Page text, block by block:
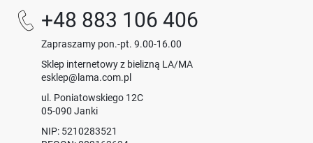
+48 883 106 406
Zapraszamy pon.-pt. 9.00-16.00
Sklep internetowy z bielizną LA/MA
esklep@lama.com.pl
ul. Poniatowskiego 12C
05-090 Janki
NIP: 5210283521